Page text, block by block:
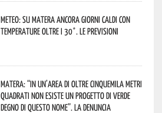
Meteo: su Matera ancora giorni caldi con
temperature oltre i 30°. Le previsioni
Matera: “In un’area di oltre cinquemila metri
quadrati non esiste un progetto di verde
degno di questo nome”. La denuncia